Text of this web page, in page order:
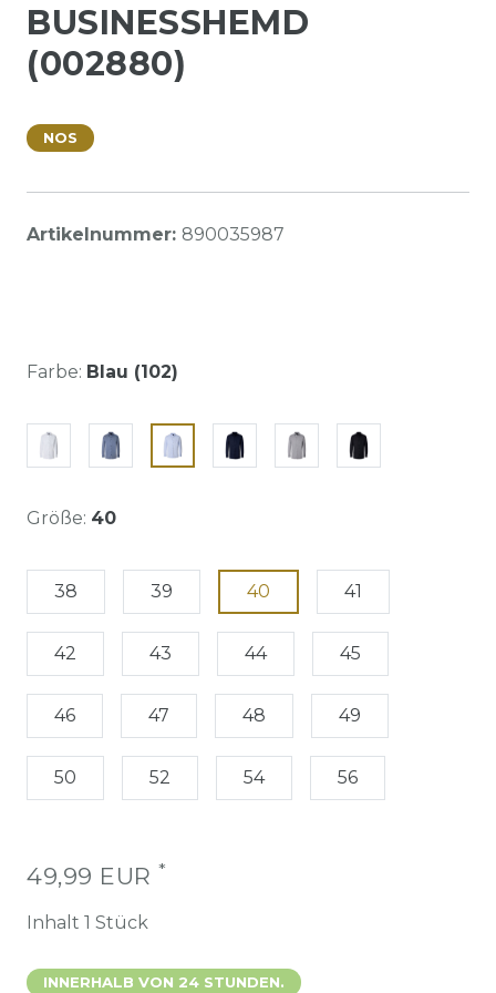
BUSINESSHEMD
(002880)
NOS
Artikelnummer: 890035987
Farbe: Blau (102)
Größe: 40
38 39 40 41
42 43 44 45
46 47 48 49
50 52 54 56
49,99 EUR *
Inhalt 1 Stück
INNERHALB VON 24 STUNDEN.